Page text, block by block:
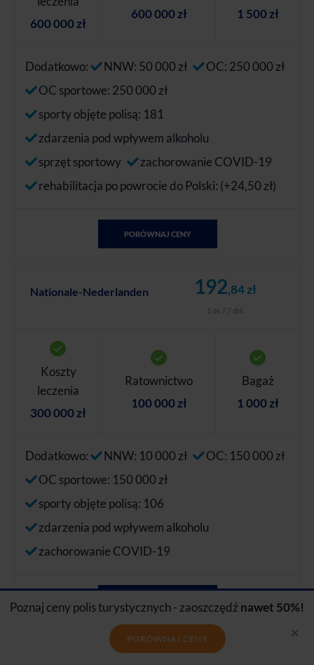
600 000 zł
600 000 zł
1 500 zł
Dodatkowo: NNW: 50 000 zł
OC: 250 000 zł
OC sportowe: 250 000 zł
sporty objęte polisą: 181
zdarzenia pod wpływem alkoholu
sprzęt sportowy
zachorowanie COVID-19
rehabilitacja po powrocie do Polski: (+24,50 zł)
PORÓWNAJ CENY
Nationale-Nederlanden 192,84 zł
1 os. / 7 dni
Koszty
leczenia
300 000 zł
Ratownictwo
100 000 zł
Bagaż
1 000 zł
Dodatkowo: NNW: 10 000 zł
OC: 150 000 zł
OC sportowe: 150 000 zł
sporty objęte polisą: 106
zdarzenia pod wpływem alkoholu
zachorowanie COVID-19
224
Poznaj ceny polis turystycznych - zaoszczędź nawet 50%!
PORÓWNAJ CENY ×